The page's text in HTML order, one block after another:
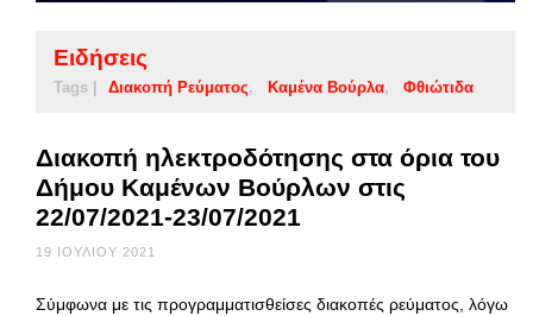
Ειδήσεις
Tags | Διακοπή Ρεύματος Καμένα Βούρλα Φθιώτιδα
Διακοπή ηλεκτροδότησης στα όρια του
Δήμου Καμένων Βούρλων στις
22/07/2021-23/07/2021
19 ΙΟΥΛΊΟΥ 2021
Σύμφωνα με τις προγραμματισθείσες διακοπές ρεύματος, λόγω